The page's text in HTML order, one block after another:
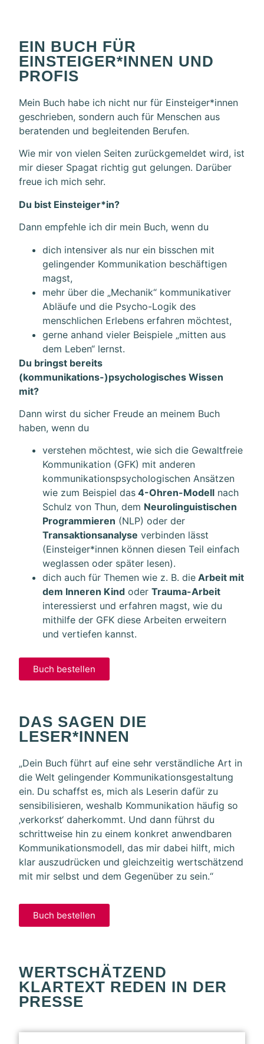
EIN BUCH FÜR
EINSTEIGER*INNEN UND
PROFIS
Mein Buch habe ich nicht nur für Einsteiger*innen
geschrieben, sondern auch für Menschen aus
beratenden und begleitenden Berufen.
Wie mir von vielen Seiten zurückgemeldet wird, ist
mir dieser Spagat richtig gut gelungen. Darüber
freue ich mich sehr.
Du bist Einsteiger*in?
Dann empfehle ich dir mein Buch, wenn du
dich intensiver als nur ein bisschen mit
gelingender Kommunikation beschäftigen
magst,
mehr über die „Mechanik“ kommunikativer
Abläufe und die Psycho-Logik des
menschlichen Erlebens erfahren möchtest,
gerne anhand vieler Beispiele „mitten aus
dem Leben“ lernst.
Du bringst bereits
(kommunikations-)psychologisches Wissen
mit?
Dann wirst du sicher Freude an meinem Buch
haben, wenn du
verstehen möchtest, wie sich die Gewaltfreie
Kommunikation (GFK) mit anderen
kommunikationspsychologischen Ansätzen
wie zum Beispiel das 4-Ohren-Modell nach
Schulz von Thun, dem Neurolinguistischen
Programmieren (NLP) oder der
Transaktionsanalyse verbinden lässt
(Einsteiger*innen können diesen Teil einfach
weglassen oder später lesen).
dich auch für Themen wie z. B. die Arbeit mit
dem Inneren Kind oderTrauma-Arbeit
interessierst und erfahren magst, wie du
mithilfe der GFK diese Arbeiten erweitern
und vertiefen kannst.
Buch bestellen
DAS SAGEN DIE
LESER*INNEN
„Dein Buch führt auf eine sehr verständliche Art in
die Welt gelingender Kommunikationsgestaltung
ein. Du schaffst es, mich als Leserin dafür zu
sensibilisieren, weshalb Kommunikation häufig so
‚verkorkst‘ daherkommt. Und dann führst du
schrittweise hin zu einem konkret anwendbaren
Kommunikationsmodell, das mir dabei hilft, mich
klar auszudrücken und gleichzeitig wertschätzend
mit mir selbst und dem Gegenüber zu sein.“
Buch bestellen
WERTSCHÄTZEND
KLARTEXT REDEN IN DER
PRESSE